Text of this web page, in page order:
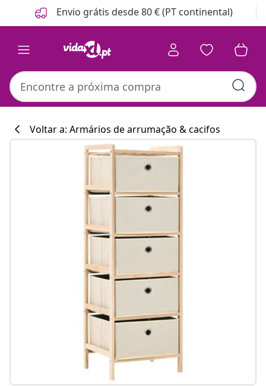
Anterior
Seguinte Envio grátis desde 80 € (PT continental)
Voltar a: Armários de arrumação & cacifos